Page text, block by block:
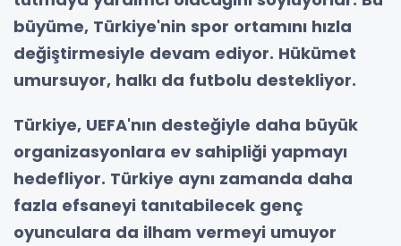
büyüme, Türkiye'nin spor ortamını hızla
değiştirmesiyle devam ediyor. Hükümet
umursuyor, halkı da futbolu destekliyor.
Türkiye, UEFA'nın desteğiyle daha büyük
organizasyonlara ev sahipliği yapmayı
hedefliyor. Türkiye aynı zamanda daha
fazla efsaneyi tanıtabilecek genç
oyunculara da ilham vermeyi umuyor